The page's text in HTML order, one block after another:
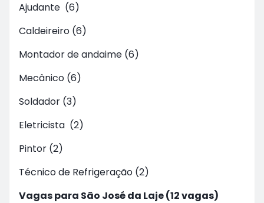
Ajudante (6)
Caldeireiro (6)
Montador de andaime (6)
Mecânico (6)
Soldador (3)
Eletricista (2)
Pintor (2)
Técnico de Refrigeração (2)
Vagas para São José da Laje (12 vagas)